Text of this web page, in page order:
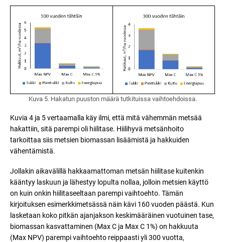
Kuva 5. Hakatun puuston määrä tutkituissa vaihtoehdoissa.
Kuvia 4 ja 5 vertaamalla käy ilmi, että mitä vähemmän metsää
hakattiin, sitä parempi oli hiilitase. Hiilihyvä metsänhoito
tarkoittaa siis metsien biomassan lisäämistä ja hakkuiden
vähentämistä.
Jollakin aikavälillä hakkaamattoman metsän hiilitase kuitenkin
kääntyy laskuun ja lähestyy lopulta nollaa, jolloin metsien käyttö
on kuin onkin hiilitaseeltaan parempi vaihtoehto. Tämän
kirjoituksen esimerkkimetsässä näin kävi 160 vuoden päästä. Kun
lasketaan koko pitkän ajanjakson keskimääräinen vuotuinen tase,
biomassan kasvattaminen (Max C ja Max C 1%) on hakkuuta
(Max NPV) parempi vaihtoehto reippaasti yli 300 vuotta,